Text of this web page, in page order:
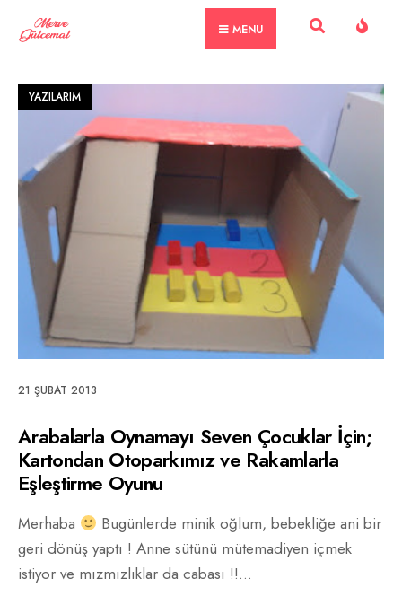
MENU
YAZILARIM
21 ŞUBAT 2013
Arabalarla Oynamayı Seven Çocuklar İçin;
Kartondan Otoparkımız ve Rakamlarla
Eşleştirme Oyunu
Merhaba
Bugünlerde minik oğlum, bebekliğe ani bir
geri dönüş yaptı ! Anne sütünü mütemadiyen içmek
istiyor ve mızmızlıklar da cabası !!...